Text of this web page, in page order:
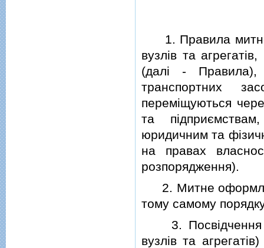
1. Правила
вузлiв та
(далi - Правила),
транспортних
перемiщуються
та
юридичним та
на правах
розпорядження).
2. Митне
тому самому
3. Посвiдчення
вузлiв та